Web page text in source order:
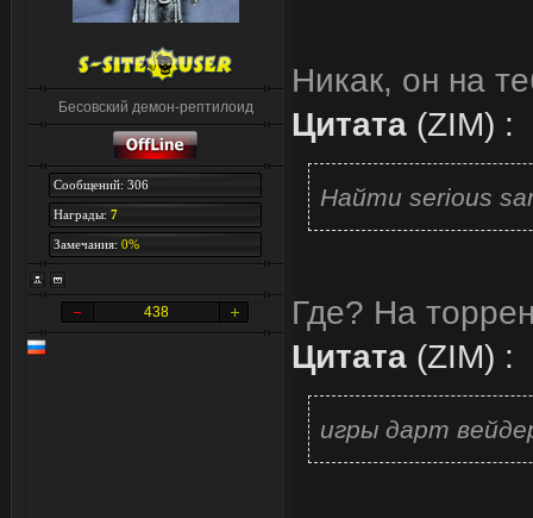
Бесовский демон-рептилоид
Сообщений: 306
Награды: 7
Замечания: 0%
438
Никак, он на
Цитата (ZIM) :
Найти serious
Где? На
Цитата (ZIM) :
игры дарт